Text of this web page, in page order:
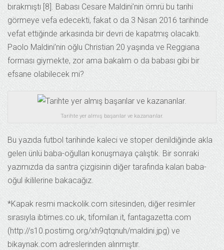
bırakmıştı [8]. Babası Cesare Maldini’nin ömrü bu tarihi
görmeye vefa edecekti, fakat o da 3 Nisan 2016 tarihinde
vefat ettiğinde arkasında bir devri de kapatmış olacaktı.
Paolo Maldini’nin oğlu Christian 20 yaşında ve Reggiana
forması giymekte, zor ama bakalım o da babası gibi bir
efsane olabilecek mi?
Tarihte yer almış başarılar ve kazananlar.
Bu yazıda futbol tarihinde kaleci ve stoper denildiğinde akla
gelen ünlü baba-oğulları konuşmaya çalıştık. Bir sonraki
yazımızda da santra çizgisinin diğer tarafında kalan baba-
oğul ikililerine bakacağız.
*Kapak resmi mackolik.com sitesinden, diğer resimler
sırasıyla ibtimes.co.uk, tifomilan.it, fantagazetta.com
(http://s10.postimg.org/xh9qtqnuh/maldini.jpg) ve
bikaynak.com adreslerinden alınmıştır.